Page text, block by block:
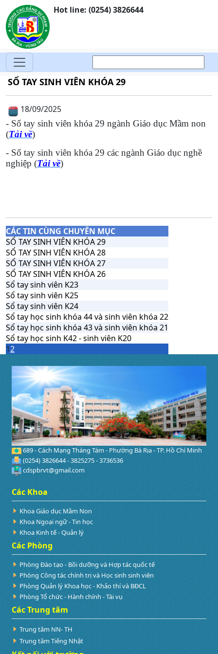
Hot line: (0254) 3826644
SỔ TAY SINH VIÊN KHÓA 29
18/09/2025
- Sổ tay sinh viên khóa 29 ngành Giáo dục Mầm non
(Tải về)
- Sổ tay sinh viên khóa 29 các ngành Giáo dục nghề
nghiệp (Tải về)
CÁC TIN CÙNG CHUYÊN MỤC
SỔ TAY SINH VIÊN KHÓA 29
SỔ TAY SINH VIÊN KHÓA 28
SỔ TAY SINH VIÊN KHÓA 27
SỔ TAY SINH VIÊN KHÓA 26
Sổ tay sinh viên K23
Sổ tay sinh viên K25
Sổ tay sinh viên K24
Sổ tay học sinh khóa 44 và sinh viên khóa 22
Sổ tay học sinh khóa 43 và sinh viên khóa 21
Sổ tay học sinh K42 - sinh viên K20
12
689 - Cách Mạng Tháng Tám - Phường Bà Rịa - TP. Hồ Chí Minh
(0254) 3826644 - 3825275 - 3736536
cdspbrvt@gmail.com
Các Khoa
Khoa Giáo dục Mầm Non
Khoa Ngoại ngữ - Tin học
Khoa Kinh tế - Quản lý
Các Phòng
Phòng Đào tạo - Bồi dưỡng và Hợp tác quốc tế
Phòng Công tác chính trị và Học sinh sinh viên
Phòng Quản lý Khoa học - Khảo thí và BĐCL
Phòng Tổ chức - Hành chính - Tài vụ
Các Trung tâm
Trung tâm NN- TH
Trung tâm Tiếng Nhật